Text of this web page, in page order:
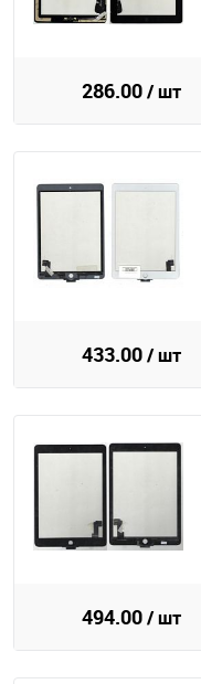
286.00/ шт
433.00/ шт
494.00/ шт